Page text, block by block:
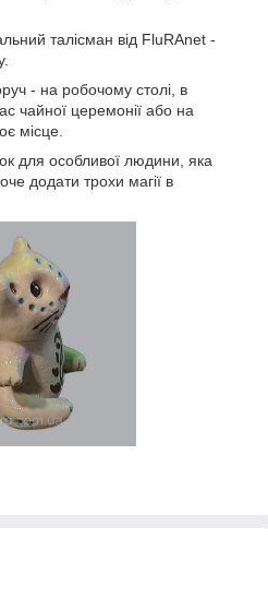
талісман від FluRAnet -
- на робочому столі, в
чайної церемонії або на
місце.
для особливої людини, яка
додати трохи магії в